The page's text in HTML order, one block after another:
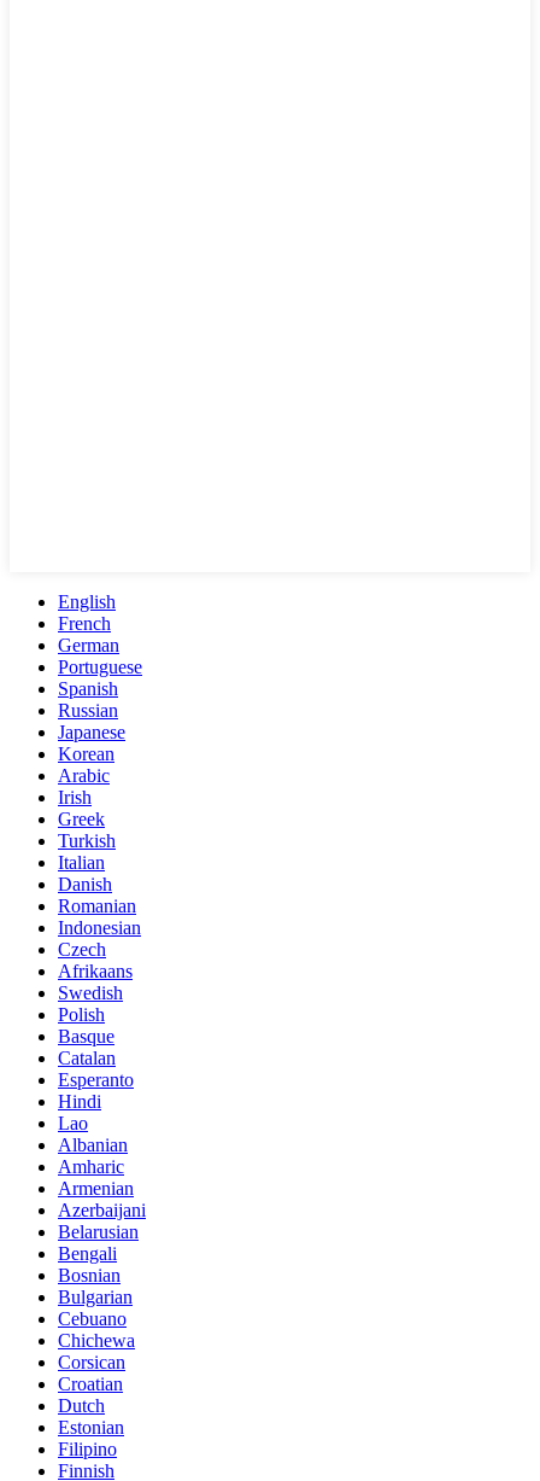
English
French
German
Portuguese
Spanish
Russian
Japanese
Korean
Arabic
Irish
Greek
Turkish
Italian
Danish
Romanian
Indonesian
Czech
Afrikaans
Swedish
Polish
Basque
Catalan
Esperanto
Hindi
Lao
Albanian
Amharic
Armenian
Azerbaijani
Belarusian
Bengali
Bosnian
Bulgarian
Cebuano
Chichewa
Corsican
Croatian
Dutch
Estonian
Filipino
Finnish